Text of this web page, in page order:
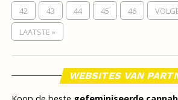
42
43 44 45 46
LAATSTE »
WEBSITES VAN